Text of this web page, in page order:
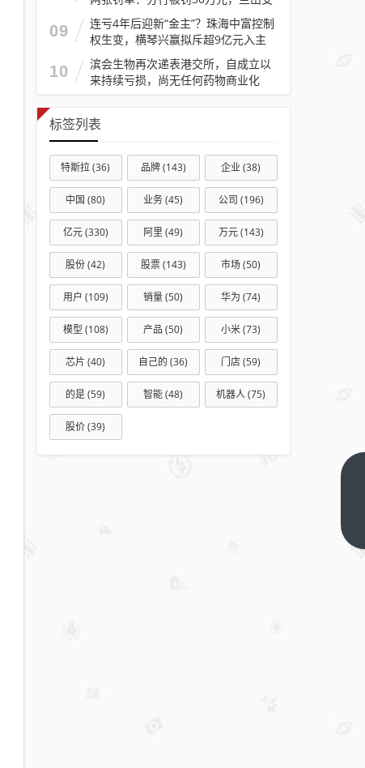
行被罚30万元
09
连亏4年后迎新“金主”？珠海中富控制
权生变，横琴兴赢拟斥超9亿元入主
10
滨会生物再次递表港交所，自成立以
来持续亏损，尚无任何药物商业化
标签列表
特斯拉(36) 品牌(143) 企业(38)
中国 (80) 业务(45) 公司 (196)
亿元(330) 阿里 (49) 万元(143)
股份(42) 股票(143) 市场(50)
用户 (109) 销量(50) 华为 (74)
模型 (108) 产品 (50) 小米(73)
芯片 (40) 自己的 (36) 门店(59)
的是(59) 智能(48) 机器人(75)
股价(39)